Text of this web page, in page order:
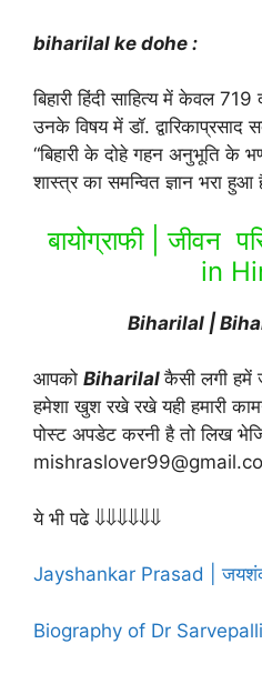
biharilal ke dohe :
बिहारी हिंदी साहित्य में केवल
उनके विषय में डॉ.
“बिहारी के दोहे गहन अनुभूति के
शास्त्र का समन्वित ज्ञान भरा हुआ
बायोग्राफी | जीवन
in
Biharilal |
आपको Biharilal कैसी लगी हमें
हमेशा खुश रखे रखे यही हमारी
पोस्ट अपडेट करनी है तो लिख
ये भी पढे ⇓⇓⇓⇓⇓⇓
Jayshankar Prasad |
Biography of Dr